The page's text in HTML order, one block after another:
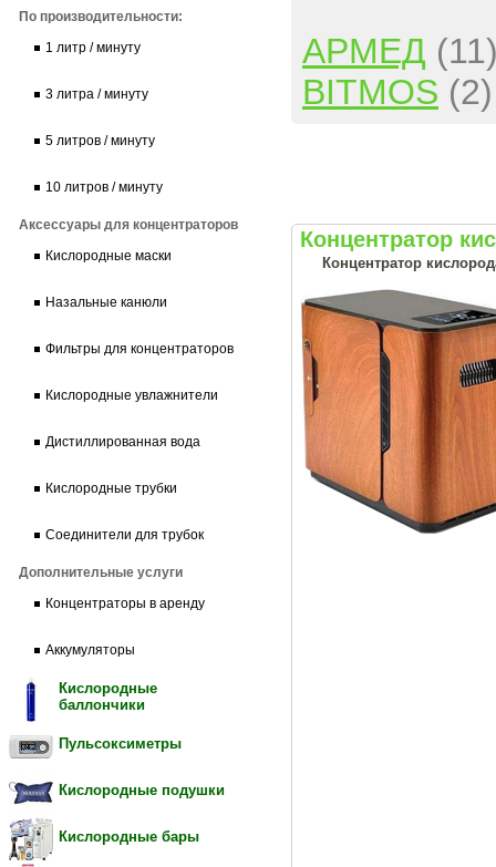
По производительности:
1 литр / минуту
3 литра / минуту
5 литров / минуту
10 литров / минуту
Аксессуары для концентраторов
Кислородные маски
Назальные канюли
Фильтры для концентраторов
Кислородные увлажнители
Дистиллированная вода
Кислородные трубки
Соединители для трубок
Дополнительные услуги
Концентраторы в аренду
Аккумуляторы
Кислородные
баллончики
Пульсоксиметры
Кислородные подушки
Кислородные бары
АРМЕД
BITMOS (2)
Концентратор
Концентратор